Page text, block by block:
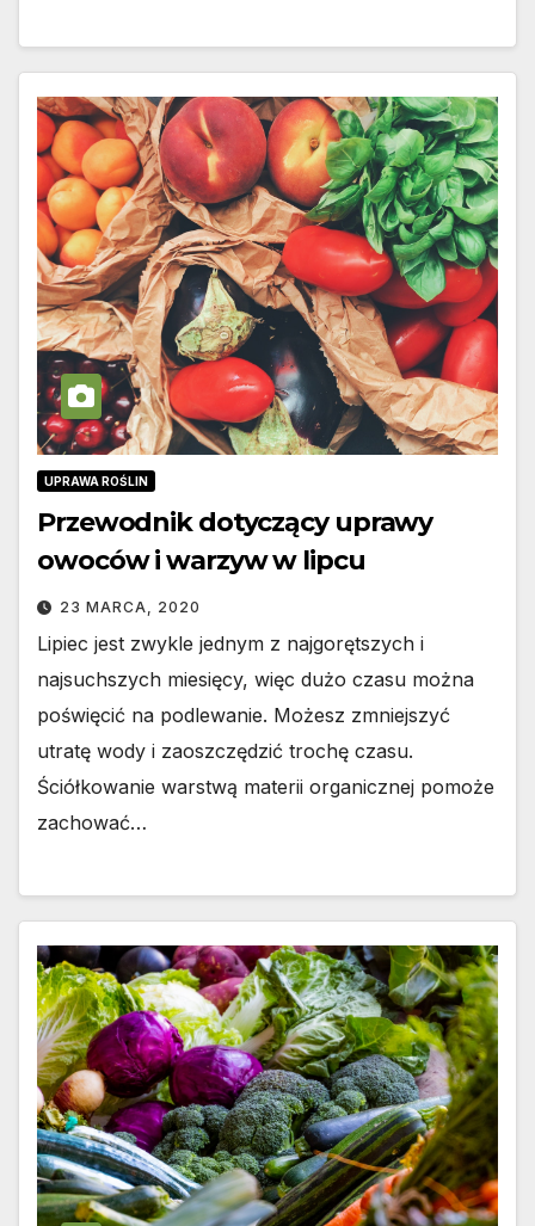
UPRAWA ROŚLIN
Przewodnik dotyczący uprawy
owoców i warzyw w lipcu
23 MARCA, 2020
Lipiec jest zwykle jednym z najgorętszych i
najsuchszych miesięcy, więc dużo czasu można
poświęcić na podlewanie. Możesz zmniejszyć
utratę wody i zaoszczędzić trochę czasu.
Ściółkowanie warstwą materii organicznej pomoże
zachować…